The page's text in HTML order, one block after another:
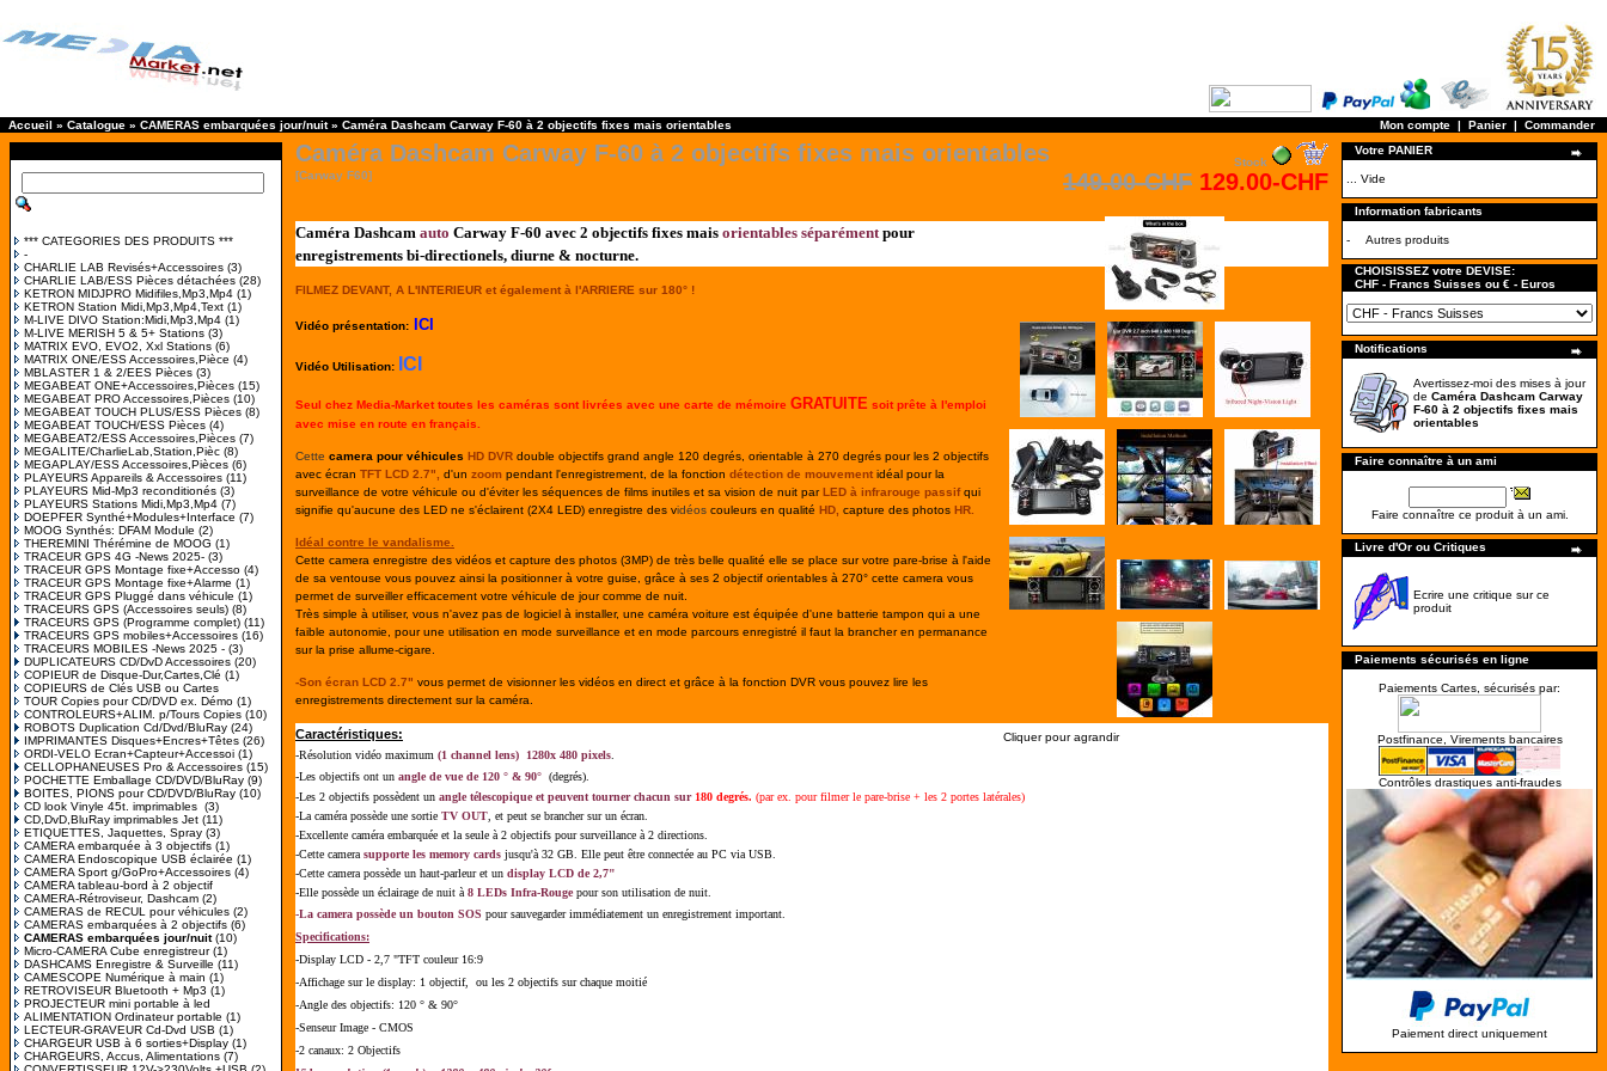
Accueil » Catalogue » CAMERAS embarquées jour/nuit» Caméra Dashcam Carway F-60 à 2 objectifs fixes mais orientables Mon compte | Panier | Commander
*** CATEGORIES DES PRODUITS ***
-
CHARLIE LAB Revisés+Accessoires (3)
CHARLIE LAB/ESS Pièces détachées (28)
KETRON MIDJPRO Midifiles,Mp3,Mp4 (1)
KETRON Station Midi,Mp3,Mp4,Text (1)
M-LIVE DIVO Station:Midi,Mp3,Mp4 (1)
M-LIVE MERISH 5 & 5+ Stations (3)
MATRIX EVO, EVO2, Xxl Stations (6)
MATRIX ONE/ESS Accessoires,Pièce (4)
MBLASTER 1 & 2/EES Pièces (3)
MEGABEAT ONE+Accessoires,Pièces (15)
MEGABEAT PRO Accessoires,Pièces (10)
MEGABEAT TOUCH PLUS/ESS Pièces (8)
MEGABEAT TOUCH/ESS Pièces (4)
MEGABEAT2/ESS Accessoires,Pièces (7)
MEGALITE/CharlieLab,Station,Pièc (8)
MEGAPLAY/ESS Accessoires,Pièces (6)
PLAYEURS Appareils & Accessoires (11)
PLAYEURS Mid-Mp3 reconditionés (3)
PLAYEURS Stations Midi,Mp3,Mp4 (7)
DOEPFER Synthé+Modules+Interface (7)
MOOG Synthés: DFAM Module (2)
THEREMINI Thérémine de MOOG (1)
TRACEUR GPS 4G -News 2025- (3)
TRACEUR GPS Montage fixe+Accesso (4)
TRACEUR GPS Montage fixe+Alarme (1)
TRACEUR GPS Pluggé dans véhicule (1)
TRACEURS GPS (Accessoires seuls) (8)
TRACEURS GPS (Programme complet) (11)
TRACEURS GPS mobiles+Accessoires (16)
TRACEURS MOBILES -News 2025 - (3)
DUPLICATEURS CD/DvD Accessoires (20)
COPIEUR de Disque-Dur,Cartes,Clé (1)
COPIEURS de Clés USB ou Cartes
TOUR Copies pour CD/DVD ex. Démo (1)
CONTROLEURS+ALIM. p/Tours Copies (10)
ROBOTS Duplication Cd/Dvd/BluRay (24)
IMPRIMANTES Disques+Encres+Têtes (26)
ORDI-VELO Ecran+Capteur+Accessoi (1)
CELLOPHANEUSES Pro & Accessoires (15)
POCHETTE Emballage CD/DVD/BluRay (9)
BOITES, PIONS pour CD/DVD/BluRay (10)
CD look Vinyle 45t. imprimables (3)
CD,DvD,BluRay imprimables Jet (11)
ETIQUETTES, Jaquettes, Spray (3)
CAMERA embarquée à 3 objectifs (1)
CAMERA Endoscopique USB éclairée (1)
CAMERA Sport g/GoPro+Accessoires (4)
CAMERA tableau-bord à 2 objectif
CAMERA-Rétroviseur, Dashcam (2)
CAMERAS de RECUL pour véhicules (2)
CAMERAS embarquées à 2 objectifs (6)
CAMERAS embarquées jour/nuit(10)
Micro-CAMERA Cube enregistreur(1)
DASHCAMS Enregistre & Surveille (11)
CAMESCOPE Numérique à main (1)
RETROVISEUR Bluetooth + Mp3 (1)
PROJECTEUR mini portable à led
ALIMENTATION Ordinateur portable (1)
LECTEUR-GRAVEUR Cd-Dvd USB (1)
CHARGEUR USB à 6 sorties+Display (1)
CHARGEURS, Accus, Alimentations (7)
Caméra Dashcam Carway F-60 à 2 objectifs fixes mais orientables
Stock
[Carway F60]
149.00-CHF 129.00-CHF
Cliquer pour agrandir
Caméra Dashcam auto Carway F-60 avec 2 objectifs fixes mais orientables séparémentpour
enregistrements bi-directionels, diurne & nocturne.
FILMEZ DEVANT, A L'INTERIEUR et également à l'ARRIERE sur 180° !
Vidéo présentation: ICI
Vidéo Utilisation: ICI
Seul chez Media-Market toutes les caméras sont livrées avec une carte de mémoire GRATUITE soit prête à l'emploi
avec mise en route en français.
Cette camera pour véhicules HD DVR double objectifs grand angle 120 degrés, orientable à 270 degrés pour les 2 objectifs
avec écran TFT LCD 2.7", d'un zoom pendant l'enregistrement, de la fonction détection de mouvement idéal pour la
surveillance de votre véhicule ou d'éviter les séquences de films inutiles et sa vision de nuit parLED à infrarouge passifqui
signifie qu'aucune des LED ne s'éclairent (2X4 LED) enregistre des vidéos couleurs en qualité HD, capture des photos HR.
Idéal contre le vandalisme.
Cette camera enregistre des vidéos et capture des photos (3MP) de très belle qualité elle se place sur votre pare-brise à l'aide
de sa ventouse vous pouvez ainsi la positionner à votre guise, grâce à ses 2 objectif orientables à 270° cette camera vous
permet de surveiller efficacement votre véhicule de jour comme de nuit.
Très simple à utiliser, vous n'avez pas de logiciel à installer, une caméra voiture est équipée d'une batterie tampon qui a une
faible autonomie, pour une utilisation en mode surveillance et en mode parcours enregistré il faut la brancher en permanance
sur la prise allume-cigare.
-Son écran LCD 2.7" vous permet de visionner les vidéos en direct et grâce à la fonction DVR vous pouvez lire les
enregistrements directement sur la caméra.
Caractéristiques:
-Résolution vidéo maximum (1 channel lens) 1280x 480 pixels
-Les objectifs ont un angle de vue de 120 ° & 90° (degrés).
-Les 2 objectifs possèdent un angletélescopique et peuvent tourner chacun sur180 degrés. (par ex. pour filmer le pare-brise + les 2 portes latérales)
-La caméra possède une sortie TV OUT , et peut se brancher sur un écran
-Excellente caméra embarquée et la seule à 2 objectifs pour surveillance à 2 directions.
-Cette camera supporte les memory cards jusqu'à 32 GB. Elle peut être connectée au PC via USB.
-Cette camera possède un haut-parleur et un display LCD de 2,7"
-Elle possède un éclairage de nuit à 8 LEDs Infra-Rougepour son utilisation de nuit.
-La camera possède un bouton SOS pour sauvegarder immédiatement un enregistrement important.
Specifications:
-Display LCD - 2,7 "TFT couleur 16:9
-Affichage sur le display: 1 objectif, ou les 2 objectifs sur chaque moitié
-Angle des objectifs: 120 ° & 90°
-Senseur Image - CMOS
-2 canaux: 2 Objectifs
Votre PANIER
... Vide
Information fabricants
- Autres produits
CHOISISSEZ votre DEVISE:
CHF - Francs Suisses ou € - Euros
Notifications
Avertissez-moi des mises à jour
de Caméra Dashcam Carway
F-60 à 2 objectifs fixes mais
orientables
Faire connaître à un ami
Faire connaître ce produit à un ami.
Livre d'Or ou Critiques
Ecrire une critique sur ce
produit
Paiements sécurisés en ligne
Paiements Cartes, sécurisés par:
Postfinance, Virements bancaires
Contrôles drastiques anti-fraudes
Paiement direct uniquement